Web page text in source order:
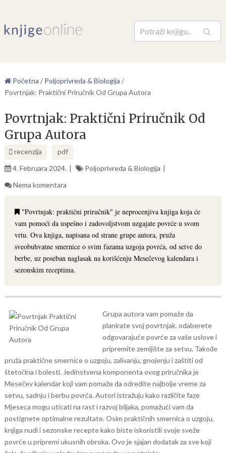
Pretraga
Početna / Poljoprivreda & Biologija /
Povrtnjak: Praktični Priručnik Od Grupa Autora
Povrtnjak: Praktični Priručnik Od
Grupa Autora
recenzija
pdf
4. Februara 2024.
Poljoprivreda & Biologija
Nema komentara
"Povrtnjak: praktični priručnik" je neprocenjiva knjiga koja će
vam pomoći da uspešno i zadovoljstvom uzgajate povrće u svom
vrtu. Ova knjiga, napisana od strane grupe autora, pruža
sveobuhvatne smernice o svim fazama uzgoja povrća, od setve do
berbe, uz poseban naglasak na korišćenju Mesečevog kalendara i
sezonskim receptima.
Grupa autora vam pomaže da
planirate svoj povrtnjak, odaberete
odgovarajuće povrće za vaše uslove i
pripremite zemljište za setvu. Takođe
pruža praktične smernice o uzgoju, zalivanju, gnojenju i zaštiti od
štetočina i bolesti. Jedinstvena komponenta ovog priručnika je
Mesečev kalendar koji vam pomaže da odredite najbolje vreme za
setvu, sadnju i berbu povrća. Autori istražuju kako različite faze
Mjeseca mogu uticati na rast i razvoj biljaka, pomažući vam da
postignete optimalne rezultate. Osim praktičnih smernica o uzgoju,
knjiga nudi i sezonske recepte kako biste iskoristili svoje sveže
povrće u pripremi ukusnih obroka. Ovo je sjajan dodatak za sve koji